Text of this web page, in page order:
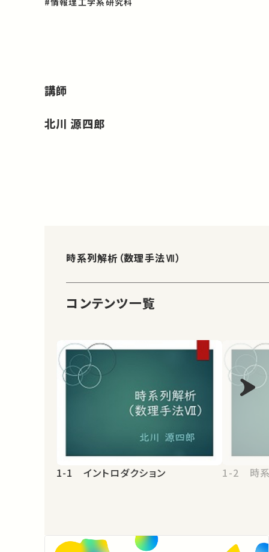
講師
北川 源四郎
時系列解析（数理手法Ⅶ）
コンテンツ一覧
1-1 イントロダクション 1-2 時系